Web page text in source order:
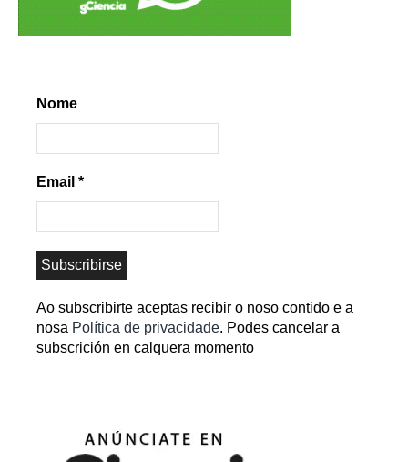
Nome
Email *
Ao subscribirte aceptas recibir o noso contido e a
nosa Política de privacidade. Podes cancelar a
subscrición en calquera momento